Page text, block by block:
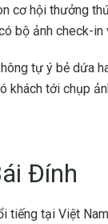
cơ hội thưởng
bộ ảnh check-
tự ý bẻ dứa
khách tới chụp
Đính
tại Việt